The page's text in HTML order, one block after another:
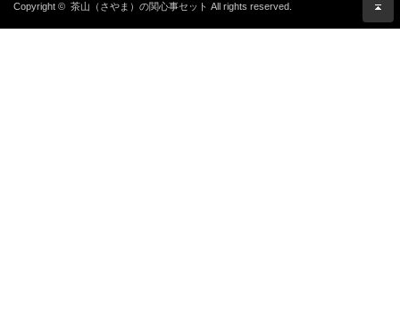
Copyright © 茶山（さやま）の関心事セット All rights reserved.